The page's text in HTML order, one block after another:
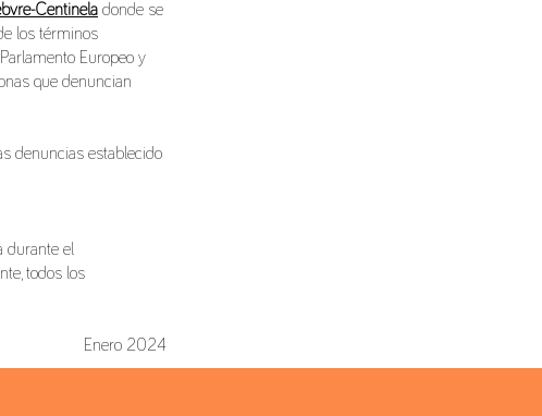
Centinela donde se
los términos
Europeo y
que denuncian
denuncias establecido
durante el
todos los
Enero 2024